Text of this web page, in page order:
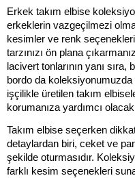
Erkek takım elbise
erkeklerin vazgeçilmezi
kesimler ve renk
tarzınızı ön plana
lacivert tonlarının yanı
bordo da koleksiyonumuzda
işçilikle üretilen takım
korumanıza yardımcı
Takım elbise seçerken
detaylardan biri, ceket ve
şekilde oturmasıdır.
farklı kesim seçenekleri